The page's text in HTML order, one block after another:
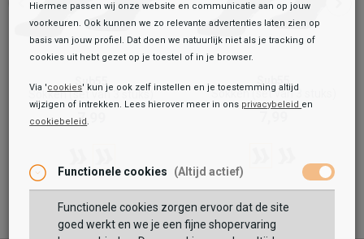
Banana Sock
11,99
Maat:
Sub55
Sokken (set van 3 stuks)
7,99
Sokken (set van 3 stuks)
Toegevoegd aan je winkeltas!
Hiermee passen wij onze website en communicatie aan op jouw
voorkeuren. Ook kunnen we zo relevante advertenties laten zien op
basis van jouw profiel. Dat doen we natuurlijk niet als je tracking of
cookies uit hebt gezet op je toestel of in je browser.
Via 'cookies' kun je ook zelf instellen en je toestemming altijd
wijzigen of intrekken. Lees hierover meer in ons privacybeleid en
cookiebeleid.
Functionele cookies (Altijd actief)
Functionele cookies zorgen ervoor dat de site
goed werkt en we je een fijne shopervaring